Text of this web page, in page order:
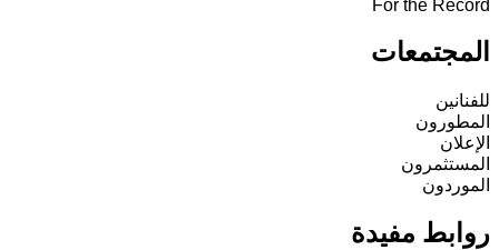
For the Record
المجتمعات
للفنانين
المطورون
الإعلان
المستثمرون
الموردون
روابط مفيدة